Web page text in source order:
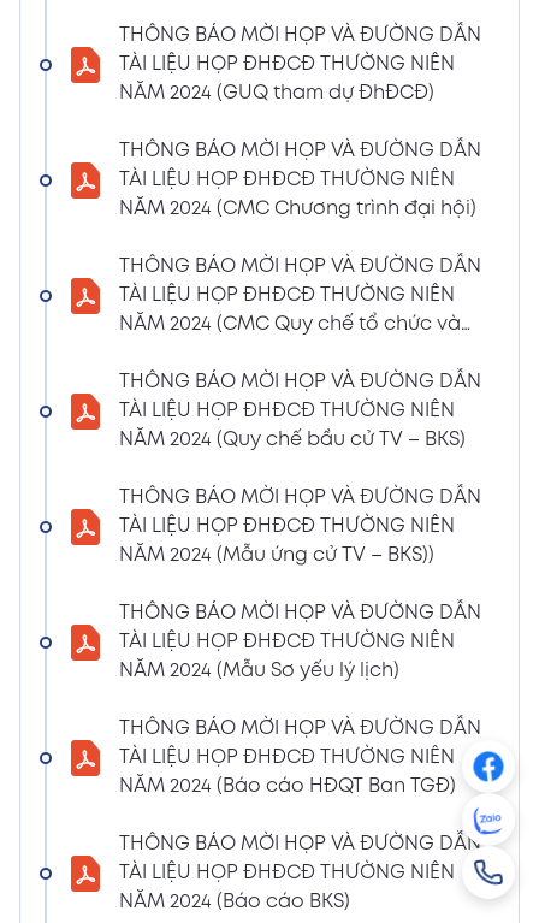
hiện quyền tham dự ĐHĐCĐ thường niên
năm 2024
30/01/2024
BÁO CÁO TÌNH HÌNH QUẢN TRỊ NĂM 2023
17/01/2024
Nghị quyết HĐQT số 02 về việc CMC thông
qua việc chốt ngày đăng ký cuối cùng để
thực hiện quyền nhận lãi Trái Phiếu
Xem PDF
NGHỊ QUYẾT SỐ 01/2024/NQ-HĐQT VỀ VIỆC
GÓP VỐN THÀNH LẬP CÔNG TY TNHH ĐẦU
08/01/2024
4:38 PM
CHỨNG NHẬN ĐĂNG KÝ HOẠT ĐỘNG CHI
NHÁNH MÃ SỐ 2600106523-002
Xem PDF
04/01/2024
CBTT VỀ QUYẾT ĐỊNH MIỄN NHIỆM PTGĐ
04/01/2024
CBTT VỀ QUYẾT ĐỊNH BỔ NHIỆM PTGĐ KHỐI
HỖ TRỢ
Xem PDF
18/12/2023
4:48 PM
THÔNG BÁO MỜI HỌP VÀ ĐƯỜNG DẪN
TÀI LIỆU HỌP ĐHĐCĐ THƯỜNG NIÊN
NĂM 2024 (GUQ tham dự ĐhĐCĐ)
THÔNG BÁO MỜI HỌP VÀ ĐƯỜNG DẪN
TÀI LIỆU HỌP ĐHĐCĐ THƯỜNG NIÊN
NĂM 2024 (CMC Chương trình đại hội)
THÔNG BÁO MỜI HỌP VÀ ĐƯỜNG DẪN
TÀI LIỆU HỌP ĐHĐCĐ THƯỜNG NIÊN
NĂM 2024 (CMC Quy chế tổ chức và
THÔNG BÁO MỜI HỌP VÀ ĐƯỜNG DẪN
TÀI LIỆU HỌP ĐHĐCĐ THƯỜNG NIÊN
NĂM 2024 (Quy chế bầu cử TV – BKS)
THÔNG BÁO MỜI HỌP VÀ ĐƯỜNG DẪN
TÀI LIỆU HỌP ĐHĐCĐ THƯỜNG NIÊN
NĂM 2024 (Mẫu ứng cử TV – BKS))
THÔNG BÁO MỜI HỌP VÀ ĐƯỜNG DẪN
TÀI LIỆU HỌP ĐHĐCĐ THƯỜNG NIÊN
NĂM 2024 (Mẫu Sơ yếu lý lịch)
THÔNG BÁO MỜI HỌP VÀ ĐƯỜNG DẪN
TÀI LIỆU HỌP ĐHĐCĐ THƯỜNG NIÊN
NĂM 2024 (Báo cáo HĐQT Ban TGĐ)
THÔNG BÁO MỜI HỌP VÀ ĐƯỜNG DẪN
TÀI LIỆU HỌP ĐHĐCĐ THƯỜNG NIÊN
NĂM 2024 (Báo cáo BKS)